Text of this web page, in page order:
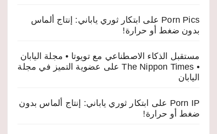
Porn Pics على ابتكار ثوري ياباني: إنتاج ألماس
بدون ضغط أو حرارة!
مستقبل الذكاء الاصطناعي مع تويوتا • مجلة اليابان
• The Nippon Times
على عضوية التميز في مجلة
اليابان
Porn IP على
ابتكار ثوري ياباني: إنتاج ألماس بدون
ضغط أو حرارة!